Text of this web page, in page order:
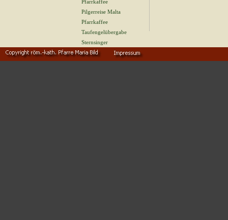
Pfarrkaffee
Pilgerreise Malta
Pfarrkaffee
Taufengelübergabe
Sternsinger